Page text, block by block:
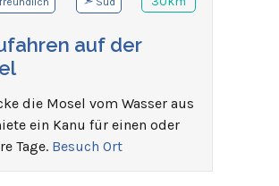
auf der
die Mosel vom Wasser aus
ein Kanu für einen oder
Tage. Besuch Ort